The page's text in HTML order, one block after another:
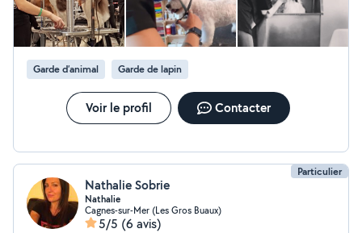
Garde d’animal Garde de lapin
Voir le profil Contacter
Particulier
Nathalie Sobrie
Nathalie
Cagnes-sur-Mer (Les Gros Buaux)
5/5 (6 avis)